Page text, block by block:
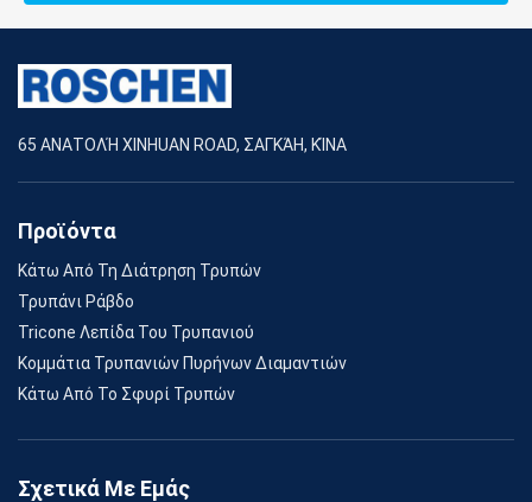
65 ΑΝΑΤΟΛΉ XINHUAN ROAD, ΣΑΓΚΆΗ, ΚΊΝΑ
Προϊόντα
Κάτω Από Τη Διάτρηση Τρυπών
Τρυπάνι Ράβδο
Tricone Λεπίδα Του Τρυπανιού
Κομμάτια Τρυπανιών Πυρήνων Διαμαντιών
Κάτω Από Το Σφυρί Τρυπών
Σχετικά Με Εμάς